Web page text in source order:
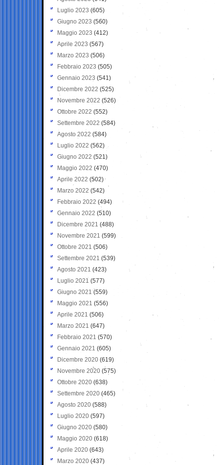
Luglio 2023 (605)
Giugno 2023 (560)
Maggio 2023 (412)
Aprile 2023 (567)
Marzo 2023 (506)
Febbraio 2023 (505)
Gennaio 2023 (541)
Dicembre 2022 (525)
Novembre 2022 (526)
Ottobre 2022 (552)
Settembre 2022 (584)
Agosto 2022 (584)
Luglio 2022 (562)
Giugno 2022 (521)
Maggio 2022 (470)
Aprile 2022 (502)
Marzo 2022 (542)
Febbraio 2022 (494)
Gennaio 2022 (510)
Dicembre 2021 (488)
Novembre 2021 (599)
Ottobre 2021 (506)
Settembre 2021 (539)
Agosto 2021 (423)
Luglio 2021 (577)
Giugno 2021(559)
Maggio 2021 (556)
Aprile 2021 (506)
Marzo 2021 (647)
Febbraio 2021 (570)
Gennaio 2021 (605)
Dicembre 2020 (619)
Novembre 2020 (575)
Ottobre 2020 (638)
Settembre 2020(465)
Agosto 2020 (588)
Luglio 2020 (597)
Giugno 2020 (580)
Maggio 2020 (618)
Aprile 2020 (643)
Marzo 2020 (437)